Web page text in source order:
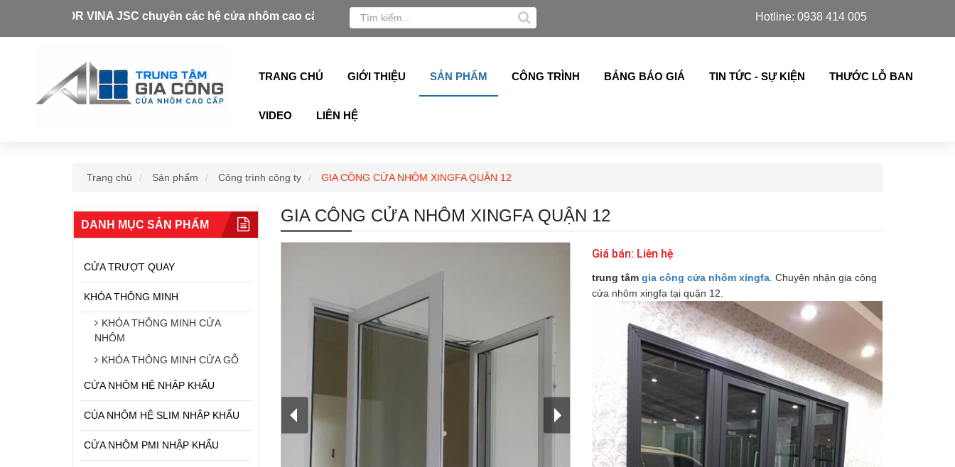
JSC chuyên các hệ cửa nhôm cao cấp như: Xingfa, Alukey, Grober, Pmi, Germany, Topalu, Technan, Schuco, Slim Azdoor, cửa lá sách,chớp lật thế hệ mới nhập khẩu ..
Hotline: 0938 414 005
TRANG CHỦ GIỚI THIỆU SẢN PHẨM CÔNG TRÌNH BẢNG BÁO GIÁ TIN TỨC - SỰ KIỆN THƯỚC LỖ BAN
VIDEO LIÊN HỆ
Trang chủ Sản phẩm Công trình công ty GIA CÔNG CỬA NHÔM XINGFA QUẬN 12
DANH MỤC SẢN PHẨM
CỬA TRƯỢT QUAY
KHÓA THÔNG MINH
KHÓA THÔNG MINH CỬA
NHÔM
KHÓA THÔNG MINH CỬA GỖ
CỬA NHÔM HỆ NHẬP KHẨU
CỦA NHÔM HỆ SLIM NHẬP KHẨU
CỬA NHÔM PMI NHẬP KHẨU
GIA CÔNG CỬA NHÔM XINGFA QUẬN 12
Giá bán: Liên hệ
trung tâmgia công cửa nhôm xingfa . Chuyên nhận gia công
cửa nhôm xingfa tại quận 12.